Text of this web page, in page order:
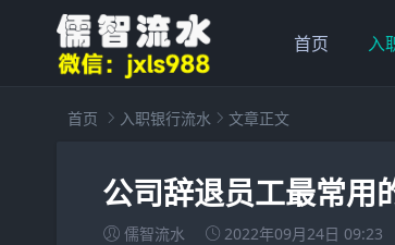
首页 入
首页 入职银行流水 文章正文
公司辞退员工最常用
儒智流水 2022年09月24日 09:23